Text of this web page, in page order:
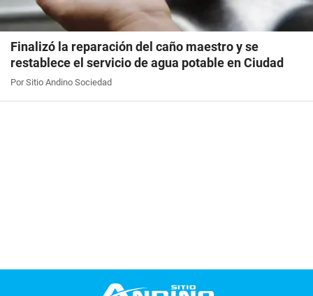
Finalizó la reparación del caño maestro y se
restablece el servicio de agua potable en Ciudad
Por Sitio Andino Sociedad